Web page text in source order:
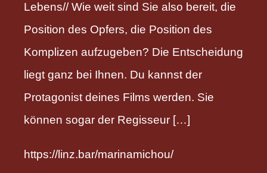
Lebens// Wie weit sind Sie also bereit, die
Position des Opfers, die Position des
Komplizen aufzugeben? Die Entscheidung
liegt ganz bei Ihnen. Du kannst der
Protagonist deines Films werden. Sie
können sogar der Regisseur […]
https://linz.bar/marinamichou/